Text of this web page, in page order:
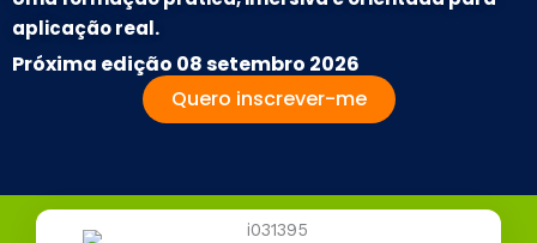
aplicação real.
Próxima edição 08 setembro 2026
Quero inscrever-me